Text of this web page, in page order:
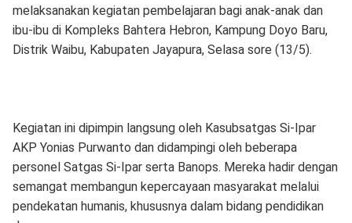
melaksanakan kegiatan pembelajaran bagi anak-anak dan
ibu-ibu di Kompleks Bahtera Hebron, Kampung Doyo Baru,
Distrik Waibu, Kabupaten Jayapura, Selasa sore (13/5).
Kegiatan ini dipimpin langsung oleh Kasubsatgas Si-Ipar
AKP Yonias Purwanto dan didampingi oleh beberapa
personel Satgas Si-Ipar serta Banops. Mereka hadir dengan
semangat membangun kepercayaan masyarakat melalui
pendekatan humanis, khususnya dalam bidang pendidikan